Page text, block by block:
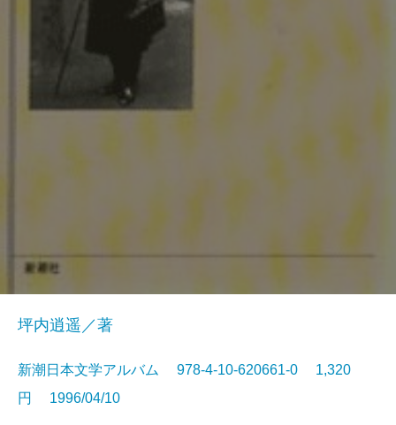
坪内逍遥／著
新潮日本文学アルバム 978-4-10-620661-0 1,320
円 1996/04/10